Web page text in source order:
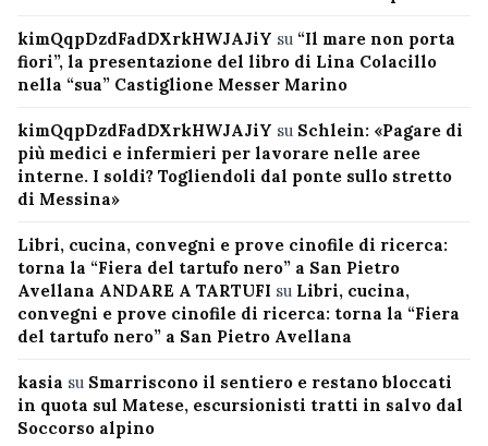
kimQqpDzdFadDXrkHWJAJiY su “Il mare non porta
fiori”, la presentazione del libro di Lina Colacillo
nella “sua” Castiglione Messer Marino
kimQqpDzdFadDXrkHWJAJiY su Schlein: «Pagare di
più medici e infermieri per lavorare nelle aree
interne. I soldi? Togliendoli dal ponte sullo stretto
di Messina»
Libri, cucina, convegni e prove cinofile di ricerca:
torna la “Fiera del tartufo nero” a San Pietro
Avellana ANDARE A TARTUFI su Libri, cucina,
convegni e prove cinofile di ricerca: torna la “Fiera
del tartufo nero” a San Pietro Avellana
kasia su Smarriscono il sentiero e restano bloccati
in quota sul Matese, escursionisti tratti in salvo dal
Soccorso alpino